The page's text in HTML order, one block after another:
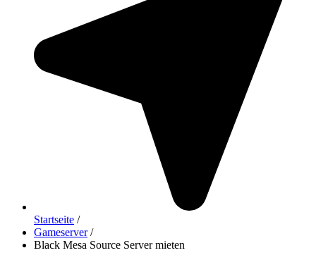
Startseite /
Gameserver/
Black Mesa Source Server mieten